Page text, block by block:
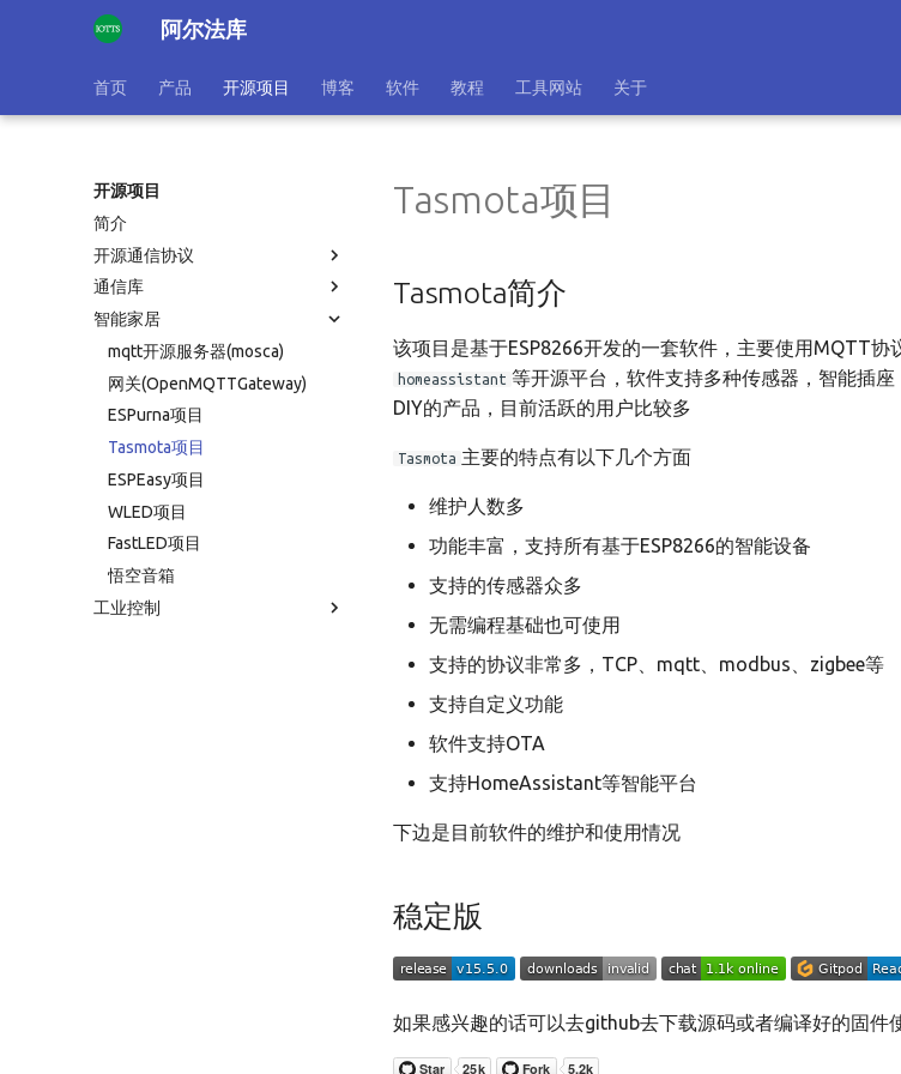
阿尔法库
首页 产品 开源项目 博客 软件 教程 工具网站 关于
开源项目
简介
开源通信协议
通信库
智能家居
mqtt开源服务器(mosca)
网关(OpenMQTTGateway)
ESPurna项目
Tasmota项目
ESPEasy项目
WLED项目
FastLED项目
悟空音箱
工业控制
Tasmota项目
Tasmota简介
该项目是基于ESP8266开发的一套软件，主要使用MQTT
homeassistant 等开源平台，软件支持多种传感器，智能插
DIY的产品，目前活跃的用户比较多
Tasmota 主要的特点有以下几个方面
维护人数多
功能丰富，支持所有基于ESP8266的智能设备
支持的传感器众多
无需编程基础也可使用
支持的协议非常多，TCP、mqtt、modbus、zigbee等
支持自定义功能
软件支持OTA
支持HomeAssistant等智能平台
下边是目前软件的维护和使用情况
稳定版
如果感兴趣的话可以去github去下载源码或者编译好的固件